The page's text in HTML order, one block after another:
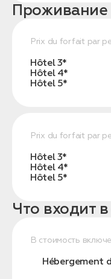
Проживание
Prix du forfait par
Hôtel 3*
Hôtel 4*
Hôtel 5*
Prix du forfait par
Hôtel 3*
Hôtel 4*
Hôtel 5*
Что входит
В стоимость
Hébergement